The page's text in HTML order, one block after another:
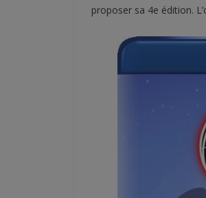
proposer sa 4e édition.